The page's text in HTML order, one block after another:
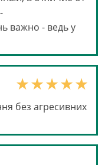
важно - ведь у
без агресивних